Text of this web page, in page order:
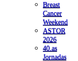
Breast
Cancer
Weekend
ASTOR
2026
40.as
Jornadas